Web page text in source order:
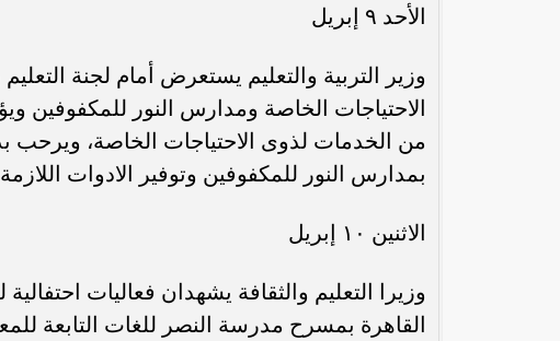
الأحد ٩ إبريل
وزير التربية والتعليم يستعرض أمام لجنة
الاحتياجات الخاصة ومدارس النور للمكفوفين
من الخدمات لذوى الاحتياجات الخاصة، ويرحب
بمدارس النور للمكفوفين وتوفير الادوات
الاثنين ١٠ إبريل
وزيرا التعليم والثقافة يشهدان فعاليات
القاهرة بمسرح مدرسة النصر للغات التابعة